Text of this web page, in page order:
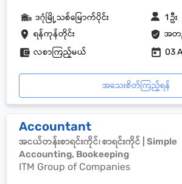
ရန်ကုန်တိုင်း အတ
ဒဂုံမြို့သစ်မြောက်ပိုင်း 1 ဦး
လစာကြည့်မယ် 03
အသေးစိတ်ကြည့်ရန်
Accountant
အငယ်တန်းစာရင်းကိုင်၊ စာရင်းကိုင် | Simple
Accounting, Bookeeping
ITM Group of Companies